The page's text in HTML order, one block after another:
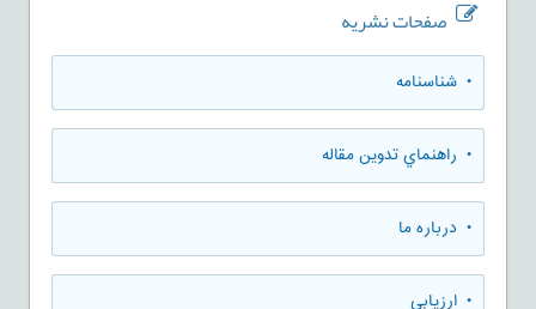
صفحات نشریه
• شناسنامه
• راهنماي تدوين مقاله
• درباره ما
• ارزيابي